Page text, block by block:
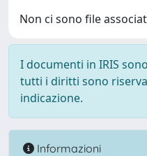
Non ci sono file
I documenti in IRIS
tutti i diritti sono
indicazione.
Informazioni